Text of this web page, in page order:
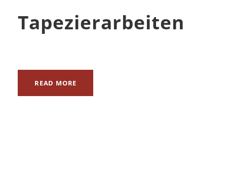
Tapezierarbeiten
READ MORE